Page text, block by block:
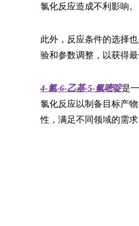
氯化反应造成不利影响。
此外，反应条件的选择
验和参数调整，以获得最
4-氯-6-乙基-5-氟嘧啶是
氯化反应以制备目标产
性，满足不同领域的需求